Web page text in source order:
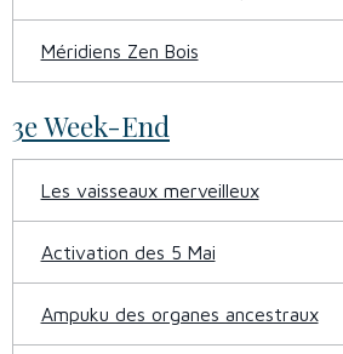
Méridiens Zen Bois
3e Week-End
Les vaisseaux merveilleux
Activation des 5 Mai
Ampuku des organes ancestraux